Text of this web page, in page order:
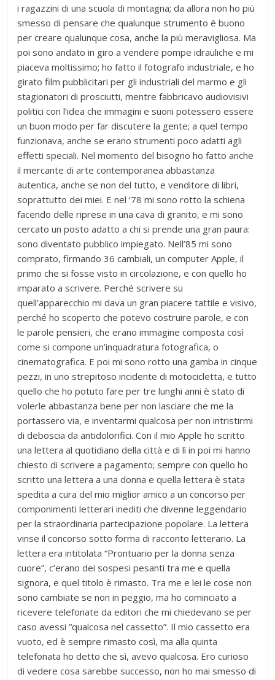
i ragazzini di una scuola di montagna; da allora non ho più
smesso di pensare che qualunque strumento è buono
per creare qualunque cosa, anche la più meravigliosa. Ma
poi sono andato in giro a vendere pompe idrauliche e mi
piaceva moltissimo; ho fatto il fotografo industriale, e ho
girato film pubblicitari per gli industriali del marmo e gli
stagionatori di prosciutti, mentre fabbricavo audiovisivi
politici con l’idea che immagini e suoni potessero essere
un buon modo per far discutere la gente; a quel tempo
funzionava, anche se erano strumenti poco adatti agli
effetti speciali. Nel momento del bisogno ho fatto anche
il mercante di arte contemporanea abbastanza
autentica, anche se non del tutto, e venditore di libri,
soprattutto dei miei. E nel ‘78 mi sono rotto la schiena
facendo delle riprese in una cava di granito, e mi sono
cercato un posto adatto a chi si prende una gran paura:
sono diventato pubblico impiegato. Nell’85 mi sono
comprato, firmando 36 cambiali, un computer Apple, il
primo che si fosse visto in circolazione, e con quello ho
imparato a scrivere. Perché scrivere su
quell’apparecchio mi dava un gran piacere tattile e visivo,
perché ho scoperto che potevo costruire parole, e con
le parole pensieri, che erano immagine composta così
come si compone un’inquadratura fotografica, o
cinematografica. E poi mi sono rotto una gamba in cinque
pezzi, in uno strepitoso incidente di motocicletta, e tutto
quello che ho potuto fare per tre lunghi anni è stato di
volerle abbastanza bene per non lasciare che me la
portassero via, e inventarmi qualcosa per non intristirmi
di deboscia da antidolorifici. Con il mio Apple ho scritto
una lettera al quotidiano della città e di lì in poi mi hanno
chiesto di scrivere a pagamento; sempre con quello ho
scritto una lettera a una donna e quella lettera è stata
spedita a cura del mio miglior amico a un concorso per
componimenti letterari inediti che divenne leggendario
per la straordinaria partecipazione popolare. La lettera
vinse il concorso sotto forma di racconto letterario. La
lettera era intitolata “Prontuario per la donna senza
cuore”, c’erano dei sospesi pesanti tra me e quella
signora, e quel titolo è rimasto. Tra me e lei le cose non
sono cambiate se non in peggio, ma ho cominciato a
ricevere telefonate da editori che mi chiedevano se per
caso avessi “qualcosa nel cassetto”. Il mio cassetto era
vuoto, ed è sempre rimasto così, ma alla quinta
telefonata ho detto che sì, avevo qualcosa. Ero curioso
di vedere cosa sarebbe successo, non ho mai smesso di